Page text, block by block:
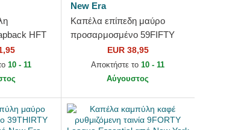
HFT
Djinns
10 - 11
New Era
Καπέλα επίπεδη μαύρο
προσαρμοσμένο 59FIFTY
Black on Black από New
York Yankees MLB από New
EUR 38,95
Αποκτήστε το10 - 11
Αύγουστος